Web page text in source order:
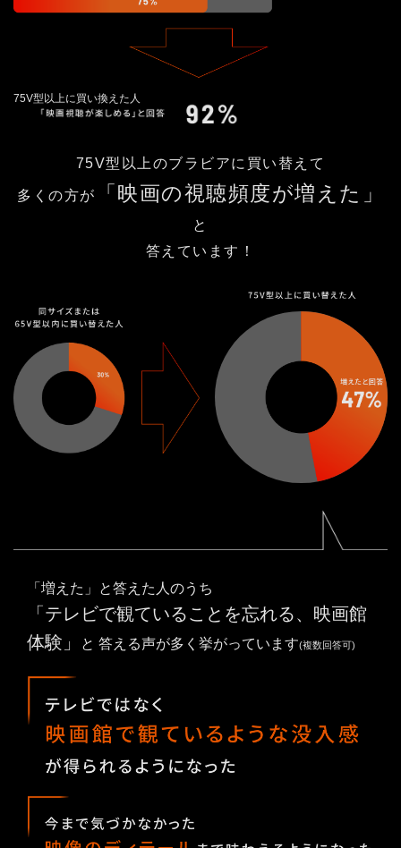
75V型以上に買い換えた人
75V型以上のブラビアに買い替えて
多くの方が
「映画の視聴頻度が増えた」
と
答えています！
「増えた」と答えた人のうち
「テレビで観ていることを忘れる、映画館
体験」
と 答える声が多く挙がっています(複数回答可)